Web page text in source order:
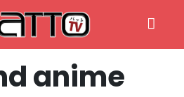
anime